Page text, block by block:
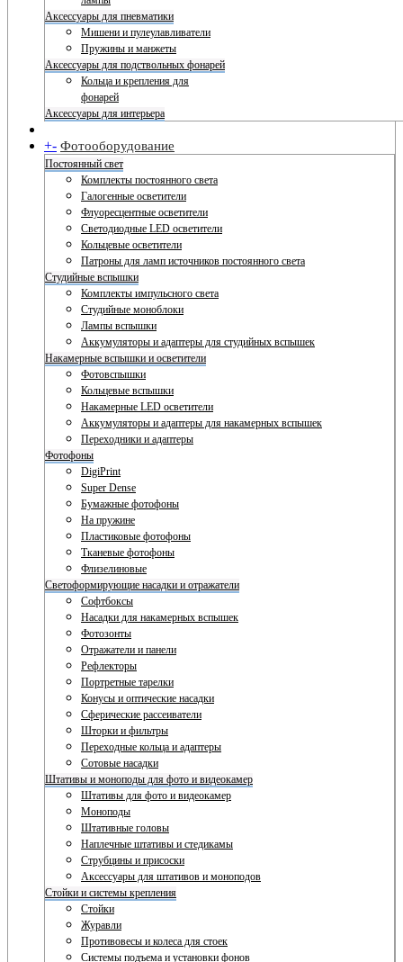
Аксессуары для пневматики
Мишени и пулеулавливатели
Пружины и манжеты
Аксессуары для подствольных фонарей
Кольца и крепления для
фонарей
Аксессуары для интерьера
+- Фотооборудование
Постоянный свет
Комплекты постоянного света
Галогенные осветители
Флуоресцентные осветители
Светодиодные LED осветители
Кольцевые осветители
Патроны для ламп источников постоянного света
Студийные вспышки
Комплекты импульсного света
Студийные моноблоки
Лампы вспышки
Аккумуляторы и адаптеры для студийных вспышек
Накамерные вспышки и осветители
Фотовспышки
Кольцевые вспышки
Накамерные LED осветители
Аккумуляторы и адаптеры для накамерных вспышек
Переходники и адаптеры
Фотофоны
DigiPrint
Super Dense
Бумажные фотофоны
На пружине
Пластиковые фотофоны
Тканевые фотофоны
Флизелиновые
Светоформирующие насадки и отражатели
Софтбоксы
Насадки для накамерных вспышек
Фотозонты
Отражатели и панели
Рефлекторы
Портретные тарелки
Конусы и оптические насадки
Сферические рассеиватели
Шторки и фильтры
Переходные кольца и адаптеры
Сотовые насадки
Штативы и моноподы для фото и видеокамер
Штативы для фото и видеокамер
Моноподы
Штативные головы
Наплечные штативы и стедикамы
Струбцины и присоски
Аксессуары для штативов и моноподов
Стойки и системы крепления
Стойки
Журавли
Противовесы и колеса для стоек
Системы подъема и установки фонов